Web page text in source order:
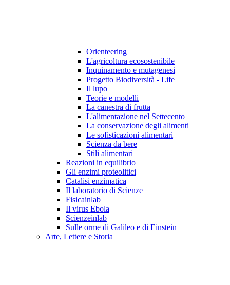
Orienteering
L'agricoltura ecosostenibile
Inquinamento e mutagenesi
Progetto Biodiversità - Life
Il lupo
Teorie e modelli
La canestra di frutta
L'alimentazione nel Settecento
La conservazione degli alimenti
Le sofisticazioni alimentari
Scienza da bere
Stili alimentari
Reazioni in equilibrio
Gli enzimi proteolitici
Catalisi enzimatica
Il laboratorio di Scienze
Fisicainlab
Il virus Ebola
Scienzeinlab
Sulle orme di Galileo e di Einstein
Arte, Lettere e Storia